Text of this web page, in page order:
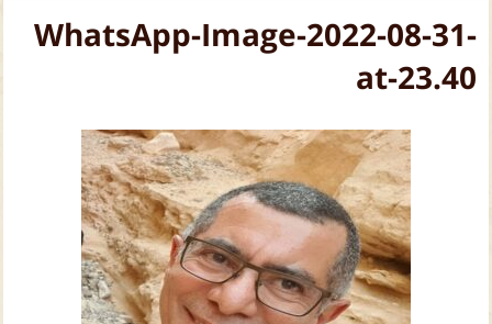
המדריכיםשלנו
חנותשבילים
הבלוג של יואב קווה
פודקאסט ג'יפאות
צרו קשר עם שבילים
אודות יואב קווה והאתר שבילים
WhatsApp-Image-2022-08-31-
at-23.40